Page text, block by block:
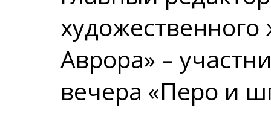
Аврора» –
вечера «Перо и